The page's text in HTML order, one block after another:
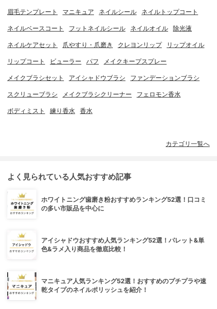
眉毛テンプレート マニキュア ネイルシール ネイルトップコート
ネイルベースコート フットネイルシール ネイルオイル 除光液
ネイルケアセット 爪やすり・爪磨き クレヨンリップ リップオイル
リップコート ビューラー パフ メイクキープスプレー
メイクブラシセット アイシャドウブラシ ファンデーションブラシ
スクリューブラシ メイクブラシクリーナー フェロモン香水
ボディミスト 練り香水 香水
カテゴリ一覧へ
よく見られている人気おすすめ記事
ホワイトニング歯磨き粉おすすめランキング52選！口コミ
の多い市販品を中心に
アイシャドウおすすめ人気ランキング52選！パレット&単
色&ラメ入り商品を徹底比較！
マニキュア人気ランキング52選！おすすめのプチプラや速
乾タイプのネイルポリッシュを紹介！